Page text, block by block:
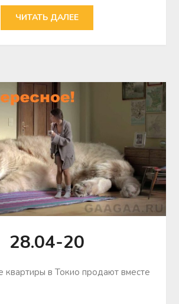
ЧИТАТЬ ДАЛЕЕ
28.04-20
в Токио продают вместе